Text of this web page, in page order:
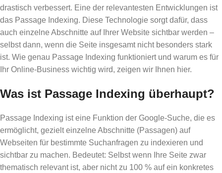
drastisch verbessert. Eine der relevantesten Entwicklungen ist
das Passage Indexing. Diese Technologie sorgt dafür, dass
auch einzelne Abschnitte auf Ihrer Website sichtbar werden –
selbst dann, wenn die Seite insgesamt nicht besonders stark
ist. Wie genau Passage Indexing funktioniert und warum es für
Ihr Online-Business wichtig wird, zeigen wir Ihnen hier.
Was ist Passage Indexing überhaupt?
Passage Indexing ist eine Funktion der Google-Suche, die es
ermöglicht, gezielt einzelne Abschnitte (Passagen) auf
Webseiten für bestimmte Suchanfragen zu indexieren und
sichtbar zu machen. Bedeutet: Selbst wenn Ihre Seite zwar
thematisch relevant ist, aber nicht zu 100 % auf ein konkretes